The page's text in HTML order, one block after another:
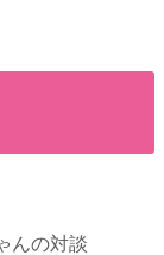
んの対談